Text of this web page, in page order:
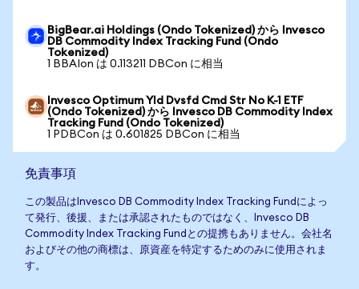
BigBear.ai Holdings (Ondo Tokenized) から Invesco
DB Commodity Index Tracking Fund (Ondo
Tokenized)
1 BBAIon は 0.113211 DBCon に相当
Invesco Optimum Yld Dvsfd Cmd Str No K-1 ETF
(Ondo Tokenized) から Invesco DB Commodity Index
Tracking Fund (Ondo Tokenized)
1 PDBCon は 0.601825 DBCon に相当
免責事項
この製品はInvesco DB Commodity Index Tracking Fundによっ
て発行、後援、または承認されたものではなく、Invesco DB
Commodity Index Tracking Fundとの提携もありません。会社名
およびその他の商標は、原資産を特定するためのみに使用されま
す。